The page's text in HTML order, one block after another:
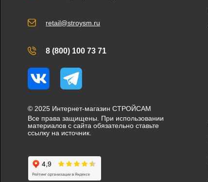
retail@stroysm.ru
8 (800) 100 73 71
Вконтакте
Telegram
© 2025 Интернет-магазин СТРОЙСАМ
Все права защищены. При использовании
материалов с сайта обязательно ставьте
ссылку на источник.